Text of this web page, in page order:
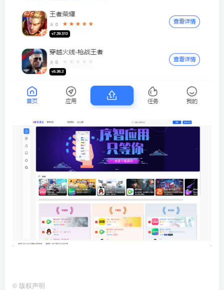
© 版权声明